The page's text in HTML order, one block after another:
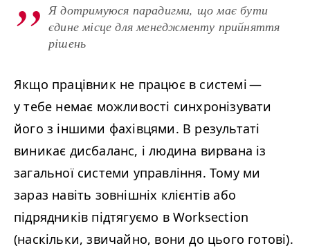
Я дотримуюся парадигми, що має бути
єдине місце для менеджменту прийняття
рішень
Якщо працівник не працює в системі —
у тебе немає можливості синхронізувати
його з іншими фахівцями. В результаті
виникає дисбаланс, і людина вирвана із
загальної системи управління. Тому ми
зараз навіть зовнішніх клієнтів або
підрядників підтягуємо в Worksection
(наскільки, звичайно, вони до цього готові).